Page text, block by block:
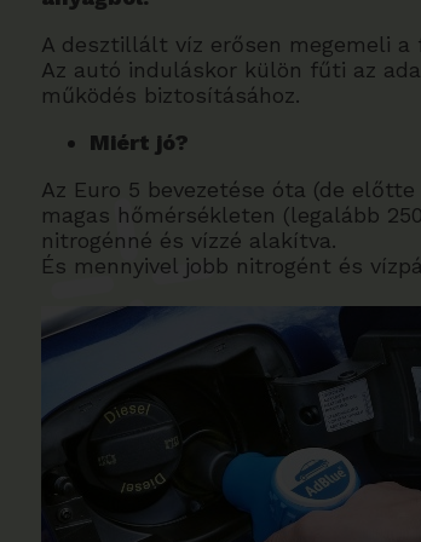
A desztillált víz erősen megemeli a
Az autó induláskor külön fűti az
működés biztosításához.
Miért jó?
Az Euro 5 bevezetése óta (de előtte
magas hőmérsékleten (legalább
nitrogénné és vízzé alakítva.
És mennyivel jobb nitrogént és